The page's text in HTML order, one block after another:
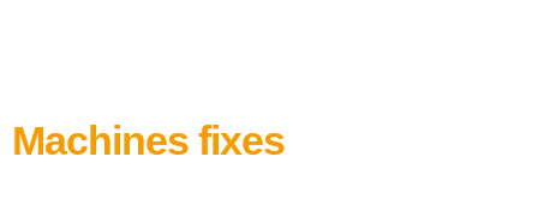
Machines fixes